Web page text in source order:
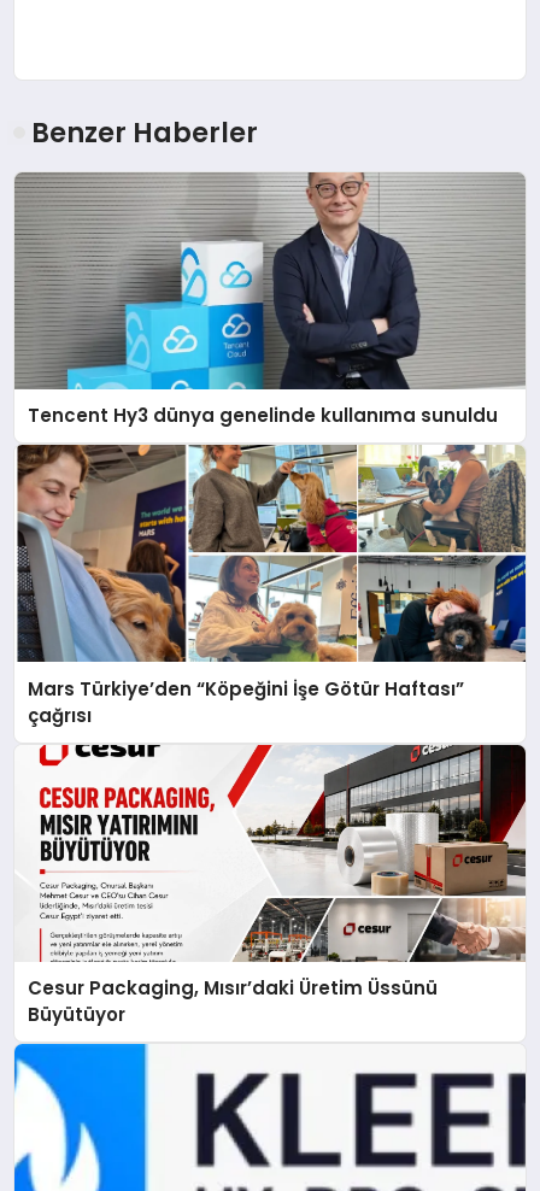
Benzer Haberler
Tencent Hy3 dünya genelinde kullanıma sunuldu
Mars Türkiye’den “Köpeğini İşe Götür Haftası”
çağrısı
Cesur Packaging, Mısır’daki Üretim Üssünü
Büyütüyor